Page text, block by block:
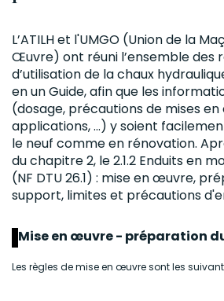
L’ATILH et l'UMGO (Union de la
Œuvre) ont réuni l’ensemble des
d’utilisation de lachaux
en un Guide, afin que les
(dosage, précautions de mises
applications, …) y soient
le neuf comme en rénovation.
du chapitre 2, le 2.1.2 Enduits en
(NF DTU 26.1) : mise enœuvre,
support, limites et précautions
Mise en œuvre - préparation
Les règles de mise en œuvre sont les